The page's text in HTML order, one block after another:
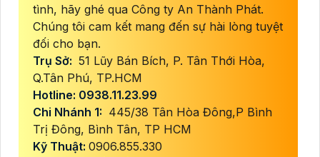
tình, hãy ghé qua Công ty An Thành Phát.
Chúng tôi cam kết mang đến sự hài lòng tuyệt
đối cho bạn.
Trụ Sở: 51 Lũy Bán Bích, P. Tân Thới Hòa,
Q.Tân Phú, TP.HCM
Hotline: 0938.11.23.99
Chi Nhánh 1: 445/38 Tân Hòa Đông,P Bình
Trị Đông, Bình Tân, TP HCM
Kỹ Thuật: 0906.855.330